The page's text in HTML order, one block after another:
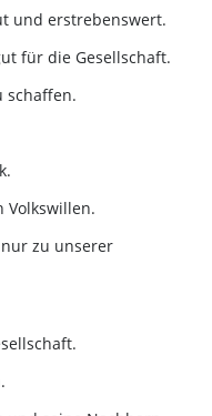
und erstrebenswert.
für die Gesellschaft.
schaffen.
Volkswillen.
zu unserer